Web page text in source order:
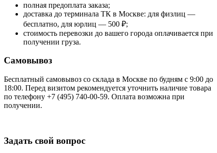
полная предоплата заказа;
доставка до терминала ТК в Москве: для физлиц —
бесплатно, для юрлиц — 500 ₽;
стоимость перевозки до вашего города оплачивается при
получении груза.
Самовывоз
Бесплатный самовывоз со склада в Москве по будням с 9:00 до
18:00. Перед визитом рекомендуется уточнить наличие товара
по телефону +7 (495) 740-00-59. Оплата возможна при
получении.
Задать свой вопрос